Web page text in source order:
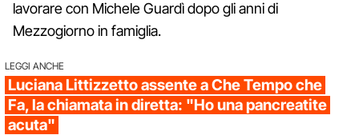
lavorare con Michele Guardì dopo gli anni di
Mezzogiorno in famiglia.
LEGGI ANCHE
Luciana Littizzetto assente a Che Tempo che
Fa, la chiamata in diretta: "Ho una pancreatite
acuta"